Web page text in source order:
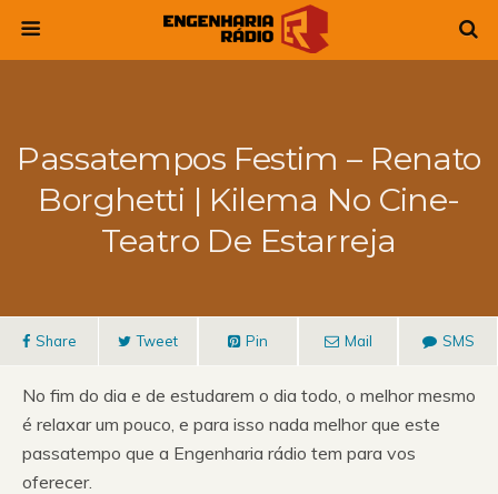
Passatempos Festim – Renato
Borghetti | Kilema No Cine-
Teatro De Estarreja
Share Tweet Pin Mail SMS
No fim do dia e de estudarem o dia todo, o melhor mesmo
é relaxar um pouco, e para isso nada melhor que este
passatempo que a Engenharia rádio tem para vos
oferecer.